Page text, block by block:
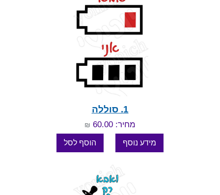
1. סוללה
מחיר: 60.00 ₪